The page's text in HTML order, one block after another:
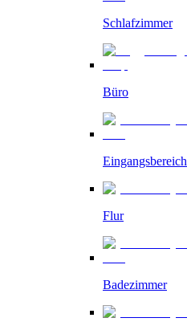
Schlafzimmer
Büro
Eingangsbereich
Flur
Badezimmer